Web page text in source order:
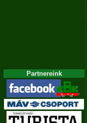
Partnereink